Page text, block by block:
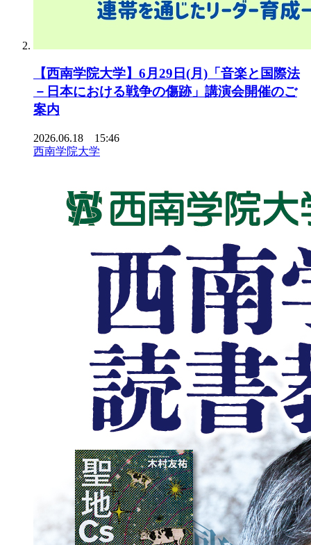
【西南学院大学】6月29日(月)「音楽と国際法
－日本における戦争の傷跡」講演会開催のご
案内
2026.06.18 15:46
西南学院大学